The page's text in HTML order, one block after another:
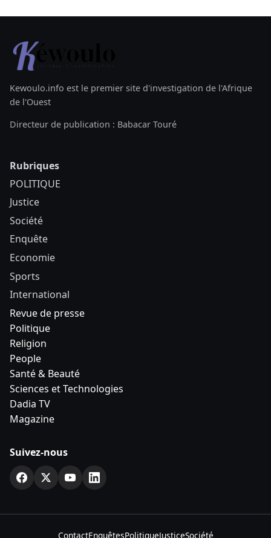
Kewoulo.info est le premier site d'investigation de l'Afrique
de l'Ouest
Directeur de publication : Babacar Touré
Rubriques
POLITIQUE
Justice
Société
Enquête
Economie
Sports
International
Revue de presse
Politique
Religion
People
Santé & Beauté
Sciences et Technologies
Dadia TV
Magazine
Suivez-nous
ContactEnquêtesPolitiqueJusticeSociété